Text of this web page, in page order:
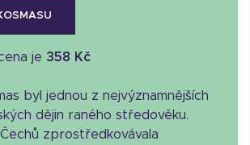
je 358 Kč
byl jednou z nejvýznamnějších
dějin raného středověku.
zprostředkovávala